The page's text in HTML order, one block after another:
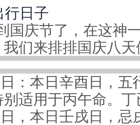
吗？
2017-03-29
2017-03-19
03-07
子
2017-03-04
行日子
庆节了，在这神
我们来排排国庆八
：本日辛酉日，五
别适用于丙午命。
，本日壬戌日，忌